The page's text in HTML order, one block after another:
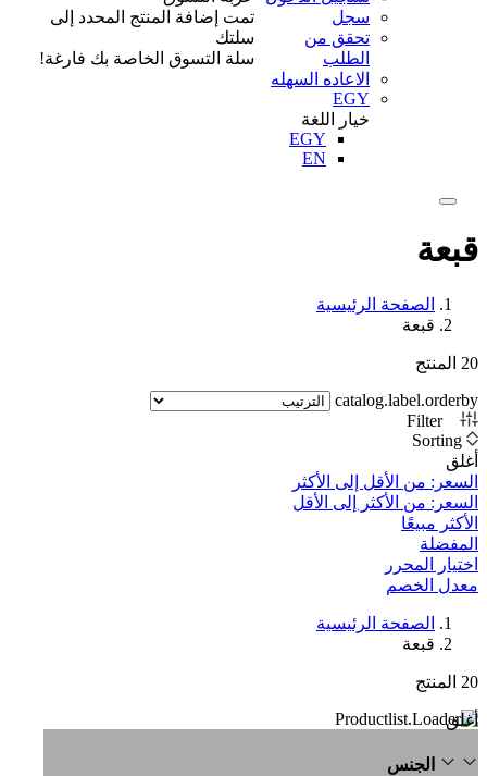
سجل
تحقق من
الطلب
الاعاده السهله
EGY
خيار اللغة
EGY
EN
تمت إضافة المنتج المحدد إلى
سلتك
سلة التسوق الخاصة بك فارغة!
قبعة
الصفحة الرئيسية
قبعة
20 المنتج
catalog.label.orderby
Filter
Sorting
أغلق
السعر: من الأقل إلى الأكثر
السعر: من الأكثر إلى الأقل
الأكثر مبيعًا
المفضلة
اختيار المحرر
معدل الخصم‎
الصفحة الرئيسية
قبعة
20 المنتج
أغلق
الجنس